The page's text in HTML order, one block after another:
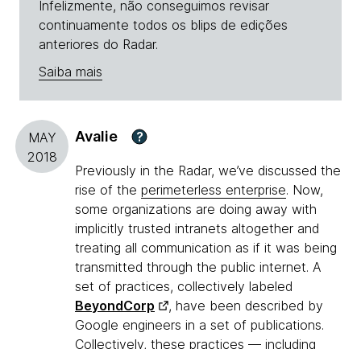
Infelizmente, não conseguimos revisar
continuamente todos os blips de edições
anteriores do Radar.
Saiba mais
MAY
2018
Avalie ?
Previously in the Radar, we’ve discussed the
rise of the perimeterless enterprise. Now,
some organizations are doing away with
implicitly trusted intranets altogether and
treating all communication as if it was being
transmitted through the public internet. A
set of practices, collectively labeled
BeyondCorp
, have been described by
Google engineers in a set of publications.
Collectively, these practices — including